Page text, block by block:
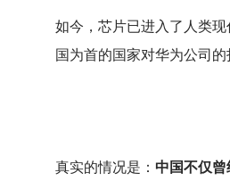
如今，芯片已进入了人类
国为首的国家对华为公司的
真实的情况是： 中国不仅